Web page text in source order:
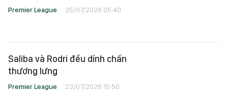
Premier League 25/07/2026 05:40
Saliba và Rodri đều dính chấn
thương lưng
Premier League 23/07/2026 15:50